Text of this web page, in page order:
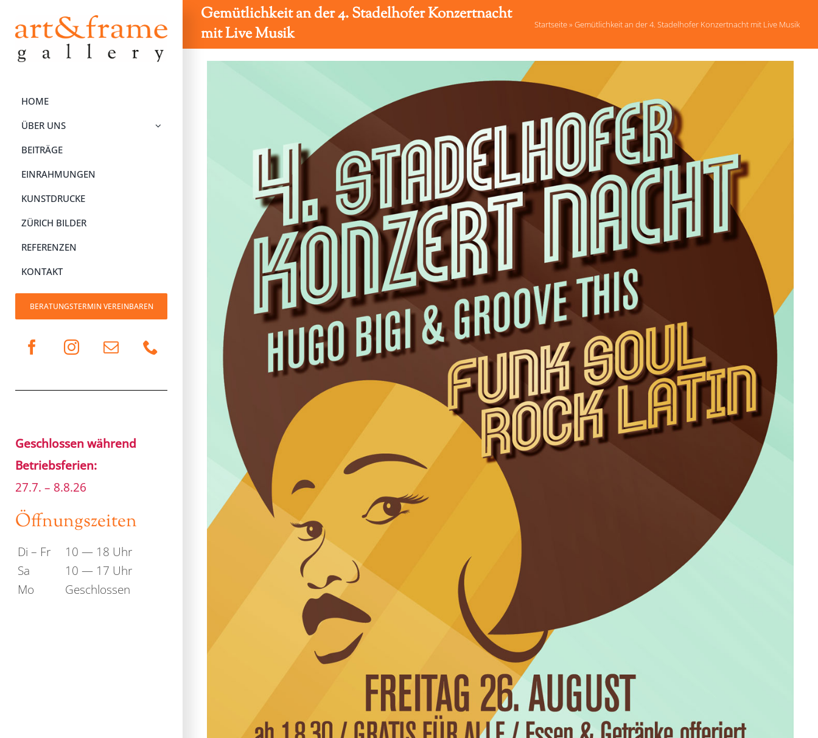
Inhalt
springen
Gemütlichkeit an der 4. Stadelhofer Konzertnacht
mit Live Musik
Startseite» Gemütlichkeit an der 4. Stadelhofer Konzertnacht mit Live Musik
HOME
ÜBER UNS
BEITRÄGE
EINRAHMUNGEN
KUNSTDRUCKE
ZÜRICH BILDER
REFERENZEN
KONTAKT
BERATUNGSTERMIN VEREINBAREN
Geschlossen während
Betriebsferien:
27.7. – 8.8.26
Öffnungszeiten
Di – Fr
10 — 18 Uhr
Sa
10 — 17 Uhr
Mo
Geschlossen